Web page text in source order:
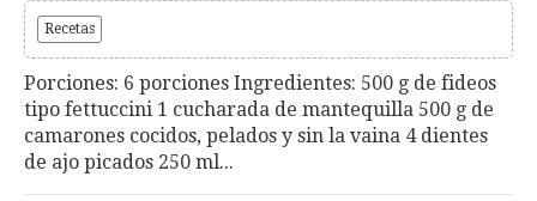
Recetas
Porciones: 6 porciones Ingredientes: 500 g de fideos
tipo fettuccini 1 cucharada de mantequilla 500 g de
camarones cocidos, pelados y sin la vaina 4 dientes
de ajo picados 250 ml...